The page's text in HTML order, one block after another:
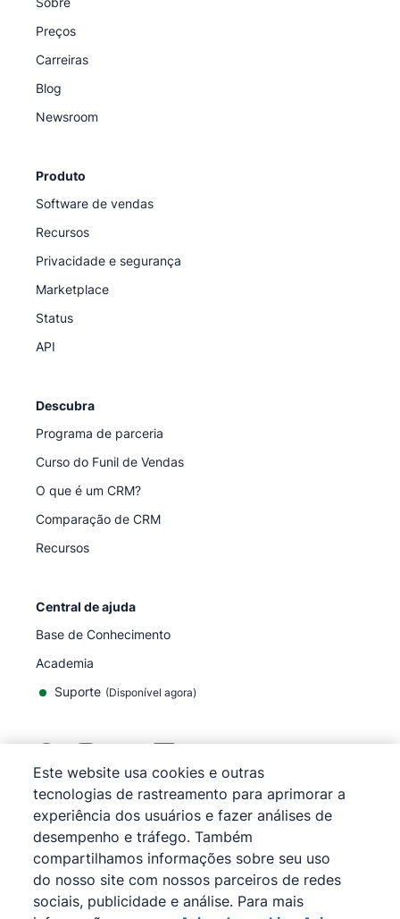
Preços
Carreiras
Blog
Newsroom
Produto
Software de vendas
Recursos
Privacidade e segurança
Marketplace
Status
API
Descubra
Programa de parceria
Curso do Funil de Vendas
O que é um CRM?
Comparação de CRM
Recursos
Central de ajuda
Base de Conhecimento
Academia
Suporte (Disponível agora)
©2026Pipedrive
Pipedrive
Termos de Serviço
Pipedrive
Aviso de Privacidade
Mapa do site
Aviso de cookies
Preferências de cookies
Este website usa cookies e outras
tecnologias de rastreamento para aprimorar a
experiência dos usuários e fazer análises de
desempenho e tráfego. Também
compartilhamos informações sobre seu uso
do nosso site com nossos parceiros de redes
sociais, publicidade e análise. Para mais